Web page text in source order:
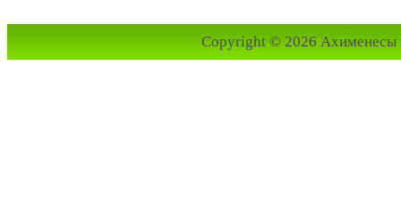
Copyright © 2026 Ахименесы